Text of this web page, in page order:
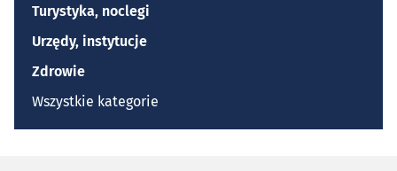
Turystyka, noclegi
Urzędy, instytucje
Zdrowie
Wszystkie kategorie